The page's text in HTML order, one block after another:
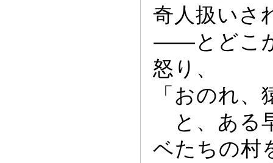
奇人扱いさ
――とどこ
怒り、
「おのれ
と、ある
ベたちの村